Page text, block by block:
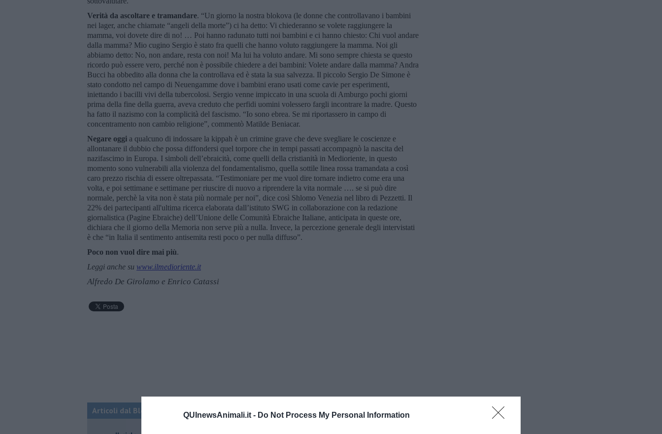
QUInewsAnimali.it - Do Not Process My Personal Information
Verità da ascoltare e tramandare. “Un giorno la nostra blokova (le donne che controllavano i bambini
nei lager, anche chiamate “angeli della morte”) ci ha detto: Vi chiederanno se volete raggiungere la
mamma, voi dovete dire di no! … Poi hanno radunato tutti noi bambini e ci hanno chiesto: Chi vuol andare
dalla mamma? Mio cugino Sergio è stato fra quelli che hanno voluto raggiungere la mamma. Noi gli
abbiamo detto: No, non andare, resta con noi! Ma lui ha voluto andare. Mi sono sempre chiesta se questo
ricordo può essere vero, perché non è possibile chiedere a dei bambini: Volete andare dalla mamma? Andra
Bucci ha obbedito alla donna che la controllava ed è stata la sua salvezza. Il piccolo Sergio De Simone è
stato condotto nel campo di Neuengamme dove i bambini erano usati come cavie per esperimenti,
iniettando i bacilli vivi della tubercolosi. Sergio venne impiccato in una scuola di Amburgo pochi giorni
prima della fine della guerra, aveva creduto che perfidi uomini volessero fargli incontrare la madre. Questo
ha fatto il nazismo con la complicità del fascismo. “Io sono ebrea. Se mi riportassero in campo di
concentramento non cambio religione”, commentò Matilde Beniacar.
Negare oggi a qualcuno di indossare la kippah è un crimine grave che deve svegliare le coscienze e
allontanare il dubbio che possa diffondersi quel torpore che in tempi passati accompagnò la nascita del
nazifascimo in Europa. I simboli dell’ebraicità, come quelli della cristianità in Medioriente, in questo
momento sono vulnerabili alla violenza del fondamentalismo, quella sottile linea rossa tramandata a così
caro prezzo rischia di essere oltrepassata. “Testimoniare per me vuol dire tornare indietro come era una
volta, e poi settimane e settimane per riuscire di nuovo a riprendere la vita normale …. se si può dire
normale, perchè la vita non è stata più normale per noi”, dice così Shlomo Venezia nel libro di Pezzetti. Il
22% dei partecipanti all'ultima ricerca elaborata dall’istituto SWG in collaborazione con la redazione
giornalistica (Pagine Ebraiche) dell’Unione delle Comunità Ebraiche Italiane, anticipata in queste ore,
dichiara che il giorno della Memoria non serve più a nulla. Invece, la percezione generale degli intervistati
è che “in Italia il sentimento antisemita resti poco o per nulla diffuso”.
Poco non vuol dire mai più.
Leggi anche su www.ilmedioriente.it
Alfredo De Girolamo e Enrico Catassi
Articoli dal Blog “Fauda e balagan” di Alfredo De Girolamo e Enrico Catassi